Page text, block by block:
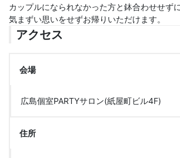
カップルになられなかった方と鉢合わせせずに
気まずい思いをせずお帰りいただけます。
アクセス
会場
広島個室PARTYサロン(紙屋町ビル4F)
住所